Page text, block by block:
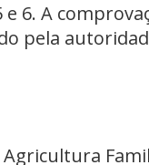
6. A
pela